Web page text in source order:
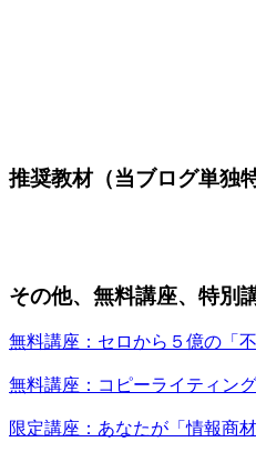
推奨教材（当ブログ単独
その他、無料講座、特別
無料講座：セロから５億の「
無料講座：コピーライティン
限定講座：あなたが「情報商